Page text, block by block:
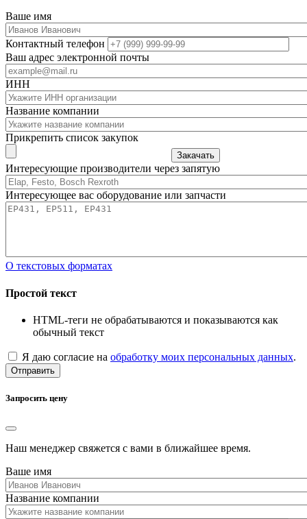
Ваше имя
Контактный телефон
Ваш адрес электронной почты
ИНН
Название компании
Прикрепить список закупок
Закачать
Интересующие производители через запятую
Интересующее вас оборудование или запчасти
О текстовых форматах
Простой текст
HTML-теги не обрабатываются и показываются как
обычный текст
Я даю согласие на обработку моих персональных данных.
Отправить
Запросить цену
Наш менеджер свяжется с вами в ближайшее время.
Ваше имя
Название компании